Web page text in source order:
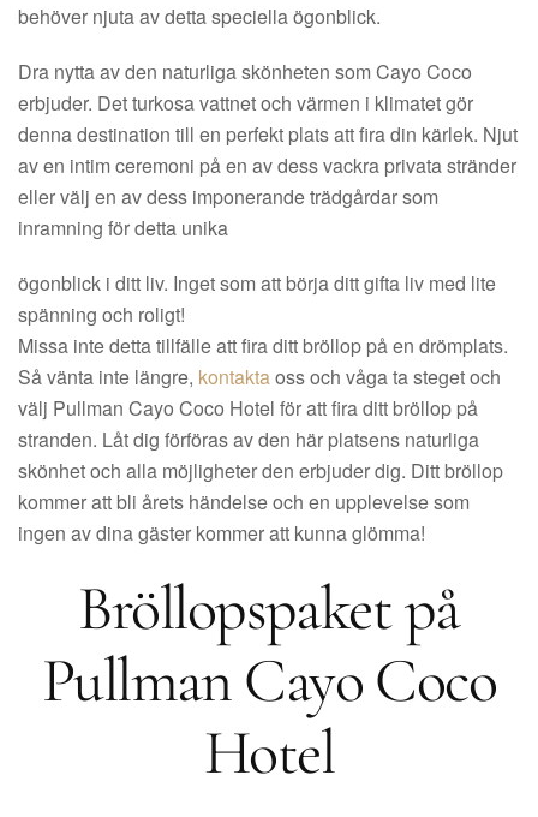
behöver njuta av detta speciella ögonblick.
Dra nytta av den naturliga skönheten som Cayo Coco
erbjuder. Det turkosa vattnet och värmen i klimatet gör
denna destination till en perfekt plats att fira din kärlek. Njut
av en intim ceremoni på en av dess vackra privata stränder
eller välj en av dess imponerande trädgårdar som
inramning för detta unika
ögonblick i ditt liv. Inget som att börja ditt gifta liv med lite
spänning och roligt!
Missa inte detta tillfälle att fira ditt bröllop på en drömplats.
Så vänta inte längre, kontaktaoss och våga ta steget och
välj Pullman Cayo Coco Hotel för att fira ditt bröllop på
stranden. Låt dig förföras av den här platsens naturliga
skönhet och alla möjligheter den erbjuder dig. Ditt bröllop
kommer att bli årets händelse och en upplevelse som
ingen av dina gäster kommer att kunna glömma!
Bröllopspaket på
Pullman Cayo Coco
Hotel